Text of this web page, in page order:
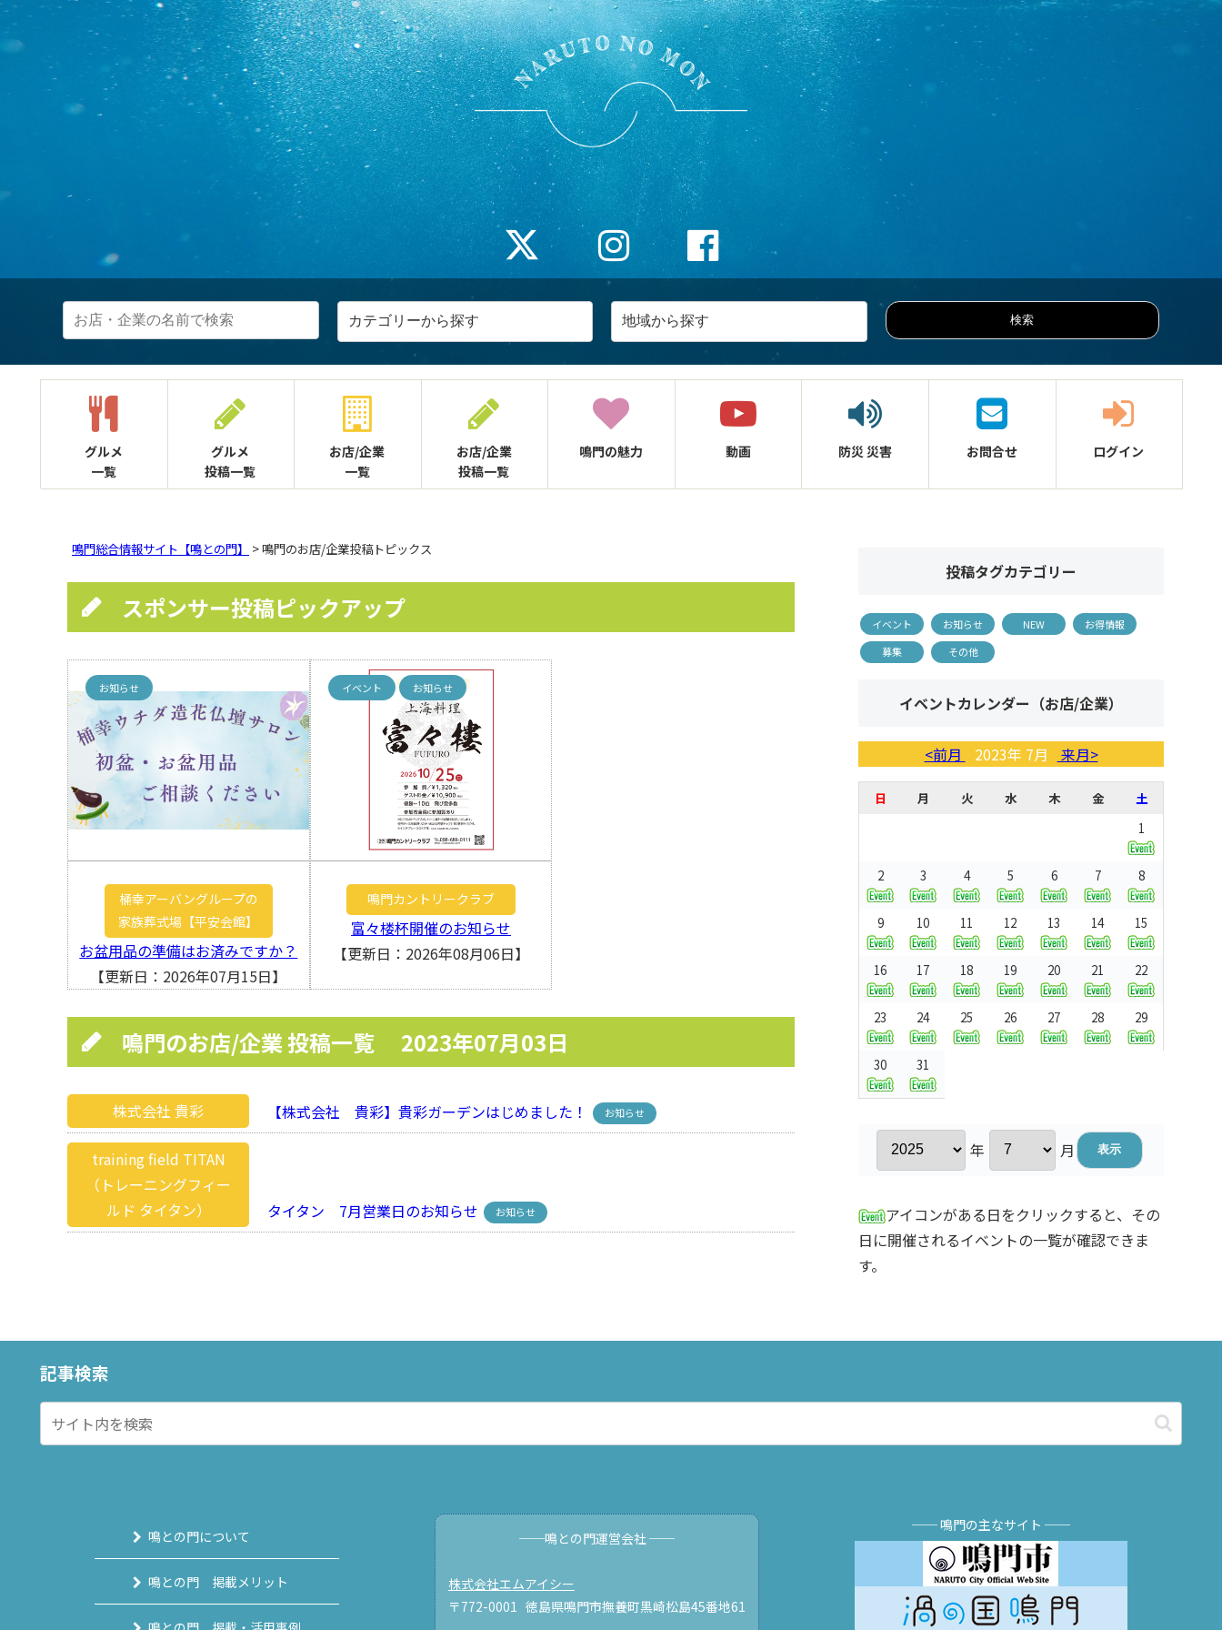
グルメ
一覧
グルメ
投稿一覧
お店/企業
一覧
お店/企業
投稿一覧
鳴門の魅力 動画 防災災害 お問合せ ログイン
鳴門総合情報サイト【鳴との門】 > 鳴門のお店/企業投稿トピックス
スポンサー投稿ピックアップ
お知らせ
桶幸アーバングループの
家族葬式場【平安会館】
お盆用品の準備はお済みですか？
【更新日：2026年07月15日】
イベント お知らせ
鳴門カントリークラブ
富々楼杯開催のお知らせ
【更新日：2026年08月06日】
鳴門のお店/企業 投稿一覧 2023年07月03日
株式会社 貴彩 【株式会社 貴彩】貴彩ガーデンはじめました！ お知らせ
training field TITAN
（トレーニングフィー
ルド タイタン）
タイタン 7月営業日のお知らせ お知らせ
投稿タグカテゴリー
イベント お知らせ NEW
お得情報
募集
その他
イベントカレンダー（お店/企業）
<前月 2023年 7月 来月>
日 月 火 水 木 金
土
1
2 3 4 5 6 7 8
9 10 11 12 13 14 15
16 17 18 19 20 21 22
23 24 25 26 27 28 29
30 31
年 月
アイコンがある日をクリックすると、その
日に開催されるイベントの一覧が確認できま
す。
記事検索
鳴との門について
鳴との門 掲載メリット
──鳴との門運営会社 ──
株式会社エムアイシー
〒772-0001 徳島県鳴門市撫養町黒崎松島45番地61
── 鳴門の主なサイト ──